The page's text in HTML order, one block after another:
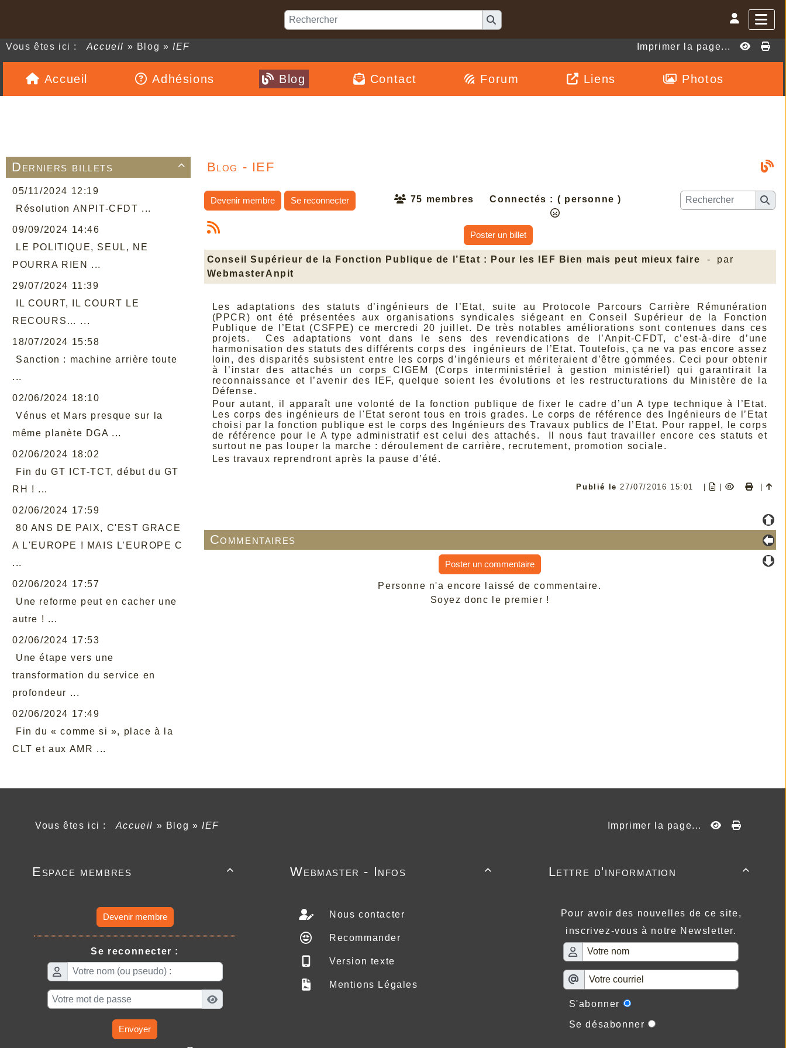
Vous êtes ici : Accueil » Blog » IEF Imprimer la page...
Accueil Adhésions Blog Contact Forum Liens Photos

Derniers billets
05/11/2024 12:19
Résolution ANPIT-CFDT ...
09/09/2024 14:46
LE POLITIQUE, SEUL, NE
POURRA RIEN ...
29/07/2024 11:39
IL COURT, IL COURT LE
RECOURS… ...
18/07/2024 15:58
Sanction : machine arrière toute
...
02/06/2024 18:10
Vénus et Mars presque sur la
même planète DGA ...
02/06/2024 18:02
Fin du GT ICT-TCT, début du GT
RH ! ...
02/06/2024 17:59
80 ANS DE PAIX, C'EST GRACE
A L'EUROPE ! MAIS L’EUROPE C
...
02/06/2024 17:57
Une reforme peut en cacher une
autre ! ...
02/06/2024 17:53
Une étape vers une
transformation du service en
profondeur ...
02/06/2024 17:49
Fin du « comme si », place à la
CLT et aux AMR ...
Blog - IEF
Devenir membre Se reconnecter 75 membres Connectés : ( personne )
Poster un billet
Conseil Supérieur de la Fonction Publique de l’Etat : Pour les IEF Bien mais peut mieux faire - par
WebmasterAnpit
Les adaptations des statuts d’ingénieurs de l’Etat, suite au Protocole Parcours Carrière Rémunération
(PPCR) ont été présentées aux organisations syndicales siégeant en Conseil Supérieur de la Fonction
Publique de l’Etat (CSFPE) ce mercredi 20 juillet. De très notables améliorations sont contenues dans ces
projets. Ces adaptations vont dans le sens des revendications de l’Anpit-CFDT, c’est-à-dire d’une
harmonisation des statuts des différents corps des ingénieurs de l’Etat. Toutefois, ça ne va pas encore assez
loin, des disparités subsistent entre les corps d’ingénieurs et mériteraient d’être gommées. Ceci pour obtenir
à l’instar des attachés un corps CIGEM (Corps interministériel à gestion ministériel) qui garantirait la
reconnaissance et l’avenir des IEF, quelque soient les évolutions et les restructurations du Ministère de la
Défense.
Pour autant, il apparaît une volonté de la fonction publique de fixer le cadre d’un A type technique à l’Etat.
Les corps des ingénieurs de l'Etat seront tous en trois grades. Le corps de référence des Ingénieurs de l’Etat
choisi par la fonction publique est le corps des Ingénieurs des Travaux publics de l’Etat. Pour rappel, le corps
de référence pour le A type administratif est celui des attachés. Il nous faut travailler encore ces statuts et
surtout ne pas louper la marche : déroulement de carrière, recrutement, promotion sociale.
Les travaux reprendront après la pause d’été.
Publié le 27/07/2016 15:01 | | |
Commentaires
Poster un commentaire
Personne n'a encore laissé de commentaire.
Soyez donc le premier !
Vous êtes ici : Accueil » Blog » IEF Imprimer la page...

Espace membres
Devenir membre
Se reconnecter :
Envoyer

Webmaster - Infos
Nous contacter
Recommander
Version texte
Mentions Légales

Lettre d'information
Pour avoir des nouvelles de ce site,
inscrivez-vous à notre Newsletter.
S'abonner
Se désabonner